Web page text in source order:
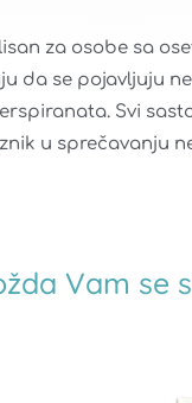
za osobe sa
se pojavljuju
Svi
u sprečavanju
Vam se